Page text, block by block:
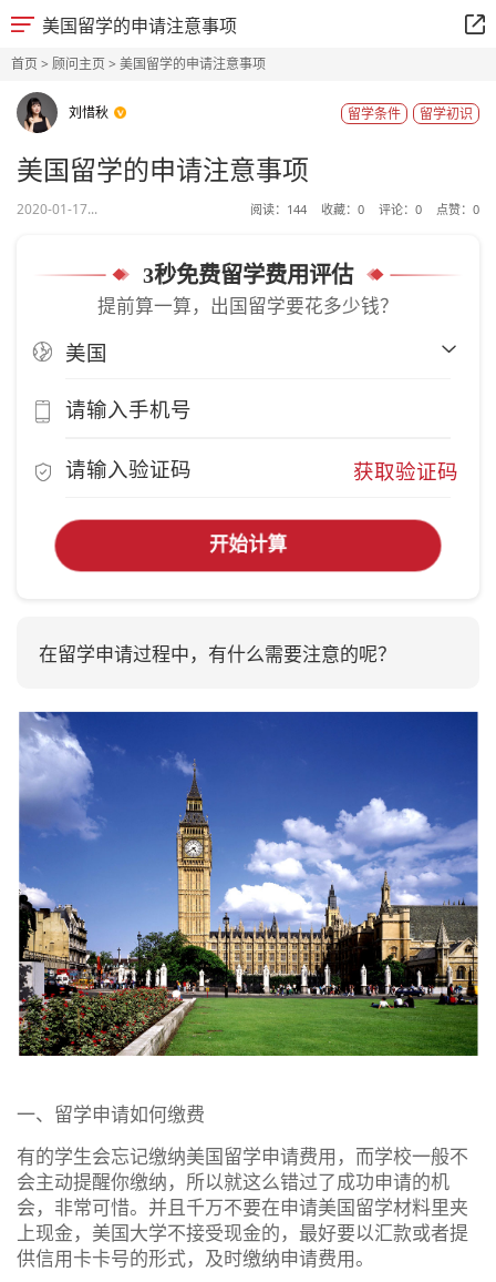
美国留学的申请注意事项
首页> 顾问主页> 美国留学的申请注意事项
刘惜秋 留学初识
留学条件
美国留学的申请注意事项
2020-01-17... 阅读： 144 收藏： 0 评论： 0 点赞： 0
3秒免费留学费用评估
提前算一算，出国留学要花多少钱？
获取验证码
开始计算
在留学申请过程中，有什么需要注意的呢？
一、留学申请如何缴费
有的学生会忘记缴纳美国留学申请费用，而学校一般不
会主动提醒你缴纳，所以就这么错过了成功申请的机
会，非常可惜。并且千万不要在申请美国留学材料里夹
上现金，美国大学不接受现金的，最好要以汇款或者提
供信用卡卡号的形式，及时缴纳申请费用。